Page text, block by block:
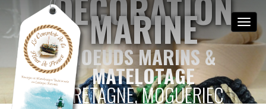
MARINE
NOEUDS MARINS &
MATELOTAGE
BRETAGNE, MOGUÉRIEC
Toggle